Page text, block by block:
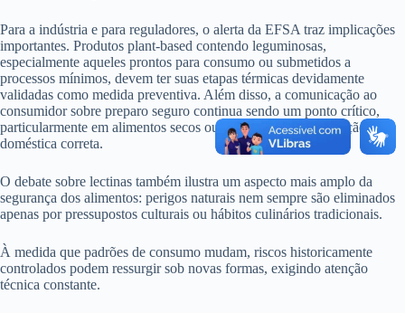
Para a indústria e para reguladores, o alerta da EFSA traz implicações
importantes. Produtos plant-based contendo leguminosas,
especialmente aqueles prontos para consumo ou submetidos a
processos mínimos, devem ter suas etapas térmicas devidamente
validadas como medida preventiva. Além disso, a comunicação ao
consumidor sobre preparo seguro continua sendo um ponto crítico,
particularmente em alimentos secos ou que dependem de cocção
doméstica correta.
O debate sobre lectinas também ilustra um aspecto mais amplo da
segurança dos alimentos: perigos naturais nem sempre são eliminados
apenas por pressupostos culturais ou hábitos culinários tradicionais.
À medida que padrões de consumo mudam, riscos historicamente
controlados podem ressurgir sob novas formas, exigindo atenção
técnica constante.